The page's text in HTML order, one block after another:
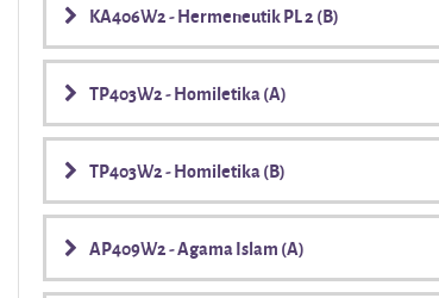
KA406W2 - Hermeneutik PL 2 (B)
TP403W2 - Homiletika (A)
TP403W2 - Homiletika (B)
AP409W2 - Agama Islam (A)